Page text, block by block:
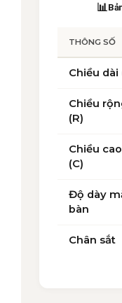
📊
THÔNG SỐ
Chiều dài
Chiều
(R)
Chiều cao
(C)
Độ dày
bàn
Chân sắt